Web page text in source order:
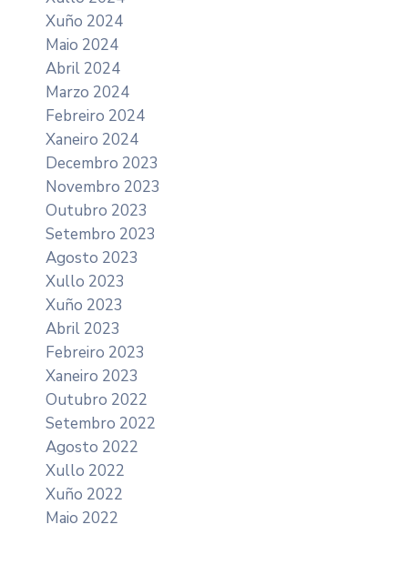
Xuño 2024
Maio 2024
Abril 2024
Marzo 2024
Febreiro 2024
Xaneiro 2024
Decembro 2023
Novembro 2023
Outubro 2023
Setembro 2023
Agosto 2023
Xullo 2023
Xuño 2023
Abril 2023
Febreiro 2023
Xaneiro 2023
Outubro 2022
Setembro 2022
Agosto 2022
Xullo 2022
Xuño 2022
Maio 2022